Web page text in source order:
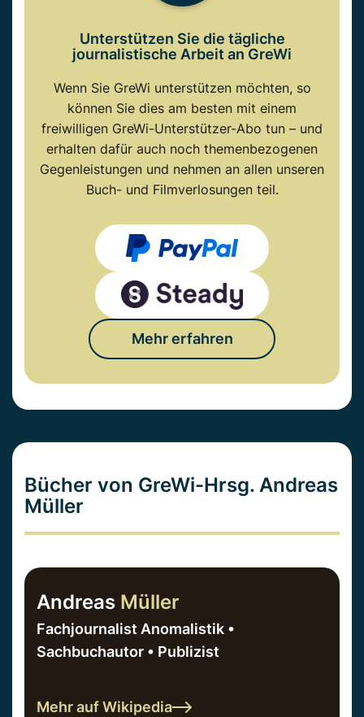
Unterstützen Sie die tägliche
journalistische Arbeit an GreWi
Wenn Sie GreWi unterstützen möchten, so
können Sie dies am besten mit einem
freiwilligen GreWi-Unterstützer-Abo tun – und
erhalten dafür auch noch themenbezogenen
Gegenleistungen und nehmen an allen unseren
Buch- und Filmverlosungen teil.
Mehr erfahren
Bücher von GreWi-Hrsg. Andreas
Müller
Andreas Müller
Fachjournalist Anomalistik •
Sachbuchautor • Publizist
Mehr auf Wikipedia